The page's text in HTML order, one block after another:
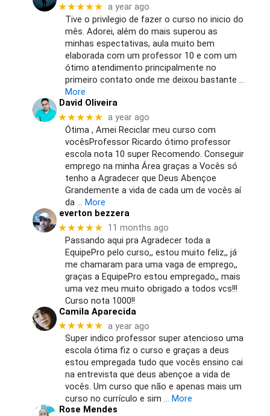
★★★★★ a year ago
Tive o privilegio de fazer o curso no inicio do
mês. Adorei, além do mais superou as
minhas espectativas, aula muito bem
elaborada com um professor 10 e com um
ótimo atendimento principalmente no
primeiro contato onde me deixou bastante …
More
David Oliveira
★★★★★ a year ago
Ótima , Amei Reciclar meu curso com
vocêsProfessor Ricardo ótimo professor
escola nota 10 super Recomendo. Conseguir
emprego na minha Área graças a Vocês só
tenho a Agradecer que Deus Abençoe
Grandemente a vida de cada um de vocês aí
da … More
everton bezzera
★★★★★ 11 months ago
Passando aqui pra Agradecer toda a
EquipePro pelo curso,, estou muito feliz,, já
me chamaram para uma vaga de emprego,,
graças a EquipePro estou empregado,, mais
uma vez meu muito obrigado a todos vcs!!!
Curso nota 1000!!
Camila Aparecida
★★★★★ a year ago
Super indico professor super atencioso uma
escola ótima fiz o curso e graças a deus
estou empregada tudo que vocês ensino cai
na entrevista que deus abençoe a vida de
vocês. Um curso que não e apenas mais um
curso no currículo e sim … More
Rose Mendes